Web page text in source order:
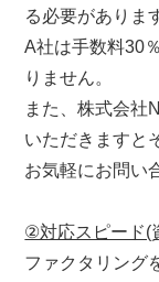
る必要がありま
A社は手数料30
りません。
また、株式会社
いただきますと
お気軽にお問い
②対応スピード(
ファクタリング